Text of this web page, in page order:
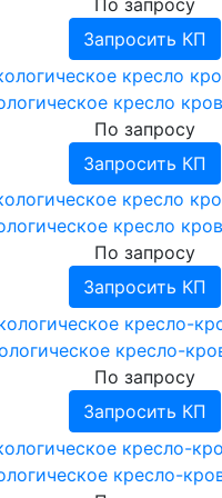
Дельфин,
Ингаляторы Альбедо
приборы
ELMEDLIFE
По запросу
Запросить КП
кресло
По запросу
Запросить КП
кресло
По запросу
Запросить КП
кресло-
По запросу
Запросить КП
кресло-